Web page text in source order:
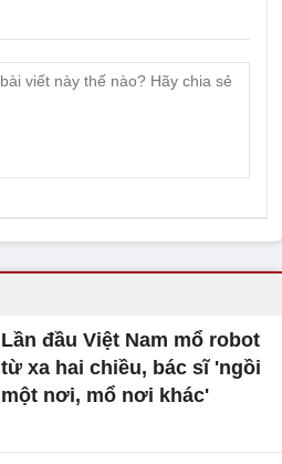
Lần đầu Việt Nam mổ robot
từ xa hai chiều, bác sĩ 'ngồi
một nơi, mổ nơi khác'